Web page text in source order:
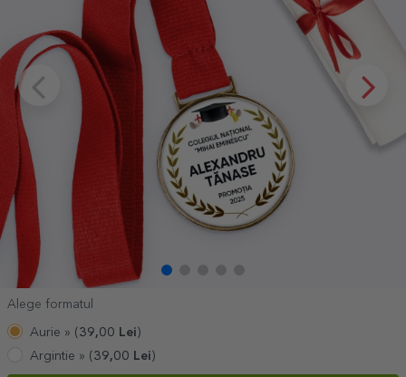
Alege formatul
Aurie » ( 39,00 Lei )
Argintie » (39,00 Lei)